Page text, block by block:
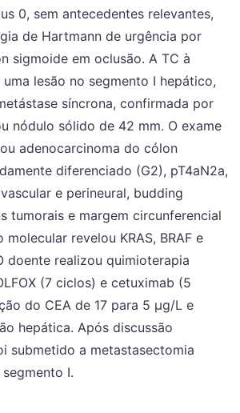
0, sem antecedentes relevantes,
de Hartmann de urgência por
sigmoide em oclusão. A TC à
lesão no segmento I hepático,
síncrona, confirmada por
nódulo sólido de 42 mm. O exame
adenocarcinoma do cólon
diferenciado (G2), pT4aN2a,
e perineural, budding
tumorais e margem circunferencial
revelou KRAS, BRAF e
doente realizou quimioterapia
(7 ciclos) e cetuximab (5
do CEA de 17 para 5 µg/L e
hepática. Após discussão
submetido a metastasectomia
I.